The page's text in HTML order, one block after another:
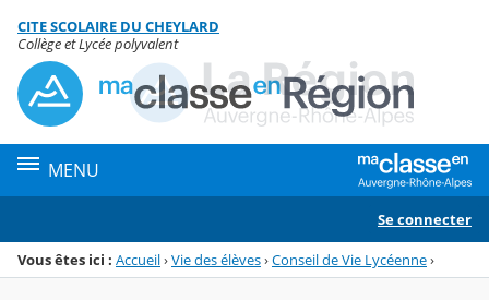
Menu de la rubrique
Contenu
CITE SCOLAIRE DU CHEYLARD
Collège et Lycée polyvalent
MENU
Se connecter
Vous êtes ici : Accueil›Vie des élèves›Conseil de Vie Lycéenne›